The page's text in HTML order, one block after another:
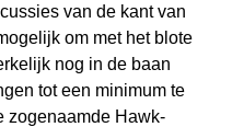
van de kant van
om met het blote
nog in de baan
tot een minimum te
zogenaamde Hawk-